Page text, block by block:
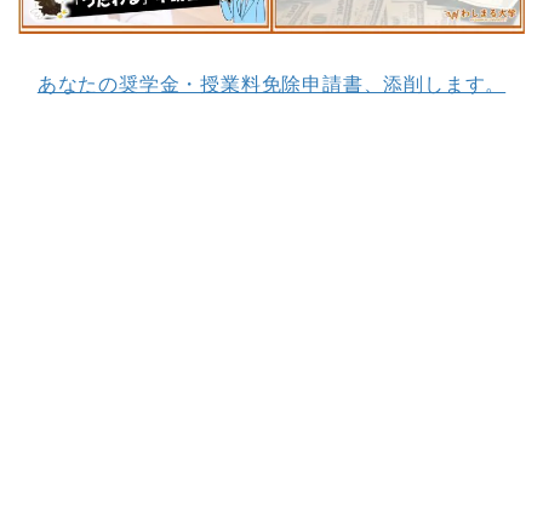
あなたの奨学金・授業料免除申請書、添削します。